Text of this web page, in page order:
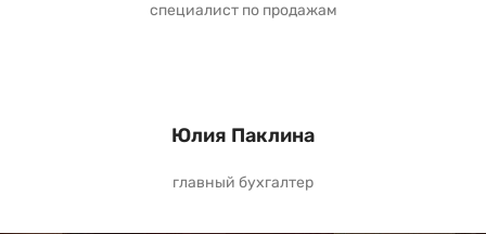
специалист по продажам
Юлия Паклина
главный бухгалтер